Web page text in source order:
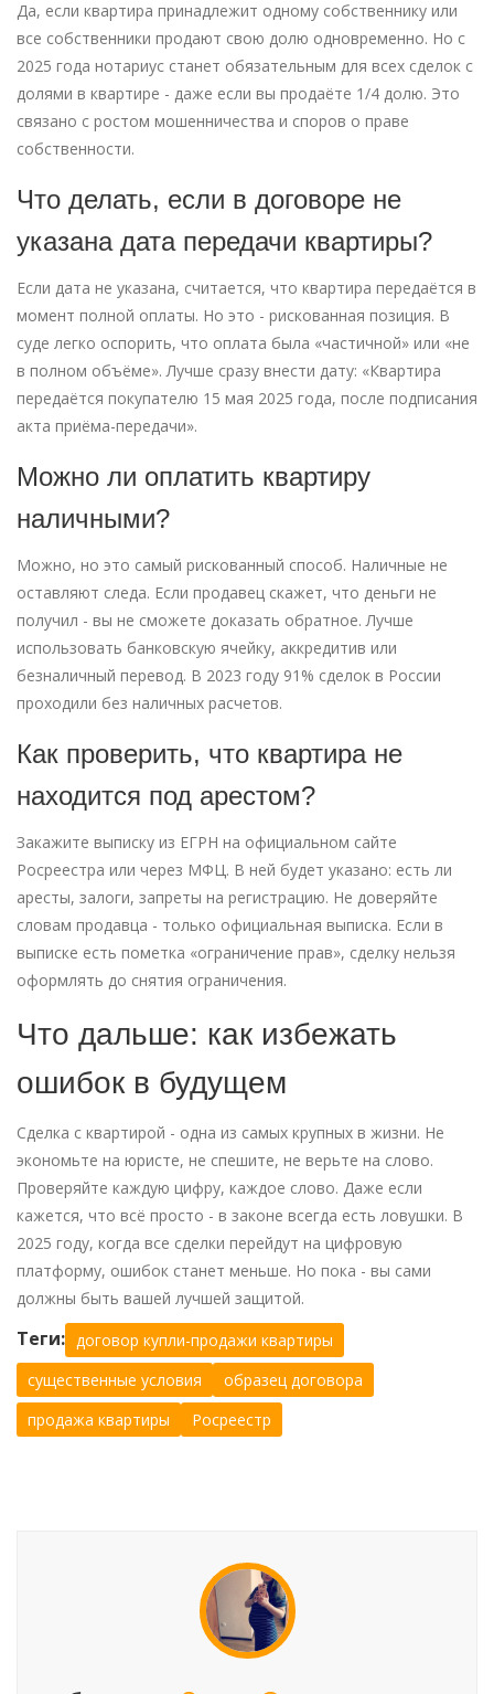
Да, если квартира принадлежит одному собственнику или
все собственники продают свою долю одновременно. Но с
2025 года нотариус станет обязательным для всех сделок с
долями в квартире - даже если вы продаёте 1/4 долю. Это
связано с ростом мошенничества и споров о праве
собственности.
Что делать, если в договоре не
указана дата передачи квартиры?
Если дата не указана, считается, что квартира передаётся в
момент полной оплаты. Но это - рискованная позиция. В
суде легко оспорить, что оплата была «частичной» или «не
в полном объёме». Лучше сразу внести дату: «Квартира
передаётся покупателю 15 мая 2025 года, после подписания
акта приёма-передачи».
Можно ли оплатить квартиру
наличными?
Можно, но это самый рискованный способ. Наличные не
оставляют следа. Если продавец скажет, что деньги не
получил - вы не сможете доказать обратное. Лучше
использовать банковскую ячейку, аккредитив или
безналичный перевод. В 2023 году 91% сделок в России
проходили без наличных расчетов.
Как проверить, что квартира не
находится под арестом?
Закажите выписку из ЕГРН на официальном сайте
Росреестра или через МФЦ. В ней будет указано: есть ли
аресты, залоги, запреты на регистрацию. Не доверяйте
словам продавца - только официальная выписка. Если в
выписке есть пометка «ограничение прав», сделку нельзя
оформлять до снятия ограничения.
Что дальше: как избежать
ошибок в будущем
Сделка с квартирой - одна из самых крупных в жизни. Не
экономьте на юристе, не спешите, не верьте на слово.
Проверяйте каждую цифру, каждое слово. Даже если
кажется, что всё просто - в законе всегда есть ловушки. В
2025 году, когда все сделки перейдут на цифровую
платформу, ошибок станет меньше. Но пока - вы сами
должны быть вашей лучшей защитой.
Теги: договор купли-продажи квартиры
существенные условия
образец договора
продажа квартиры
Росреестр